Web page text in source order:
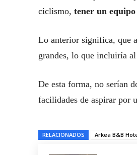
ciclismo, tener un
Lo anterior significa, que
grandes, lo que incluiría
De esta forma, no serían
facilidades de aspirar por
RELACIONADOS Arkea B&B